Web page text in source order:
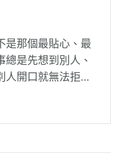
是那個最貼心、最
總是先想到別人、
人開口就無法拒
名的心累與空